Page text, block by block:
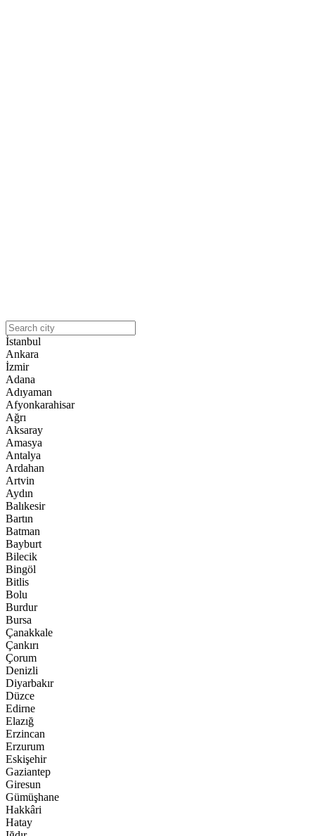
İstanbul
Ankara
İzmir
Adana
Adıyaman
Afyonkarahisar
Ağrı
Aksaray
Amasya
Antalya
Ardahan
Artvin
Aydın
Balıkesir
Bartın
Batman
Bayburt
Bilecik
Bingöl
Bitlis
Bolu
Burdur
Bursa
Çanakkale
Çankırı
Çorum
Denizli
Diyarbakır
Düzce
Edirne
Elazığ
Erzincan
Erzurum
Eskişehir
Gaziantep
Giresun
Gümüşhane
Hakkâri
Hatay